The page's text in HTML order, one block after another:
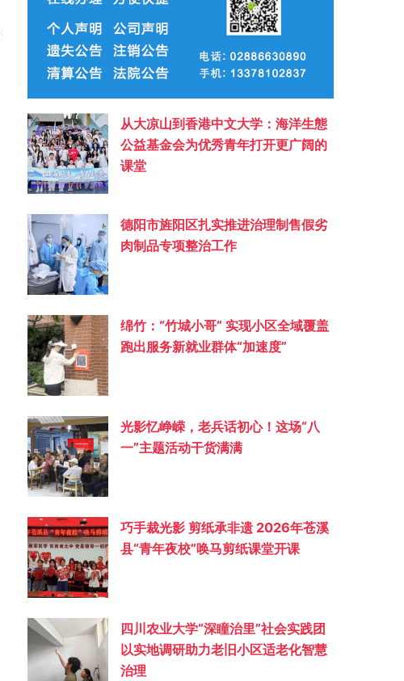
从大凉山到香港中文大学：海洋生態
公益基金会为优秀青年打开更广阔的
课堂
德阳市旌阳区扎实推进治理制售假劣
肉制品专项整治工作
绵竹：“竹城小哥” 实现小区全域覆盖
跑出服务新就业群体“加速度”
光影忆峥嵘，老兵话初心！这场“八
一”主题活动干货满满
巧手裁光影 剪纸承非遗 2026年苍溪
县“青年夜校”唤马剪纸课堂开课
四川农业大学“深瞳治里”社会实践团
以实地调研助力老旧小区适老化智慧
治理